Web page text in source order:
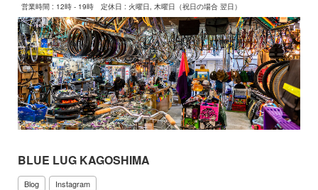
営業時間 : 12時 - 19時
定休日 : 火曜日, 木曜日（祝日の場合 翌日）
BLUE LUG KAGOSHIMA
Blog Instagram